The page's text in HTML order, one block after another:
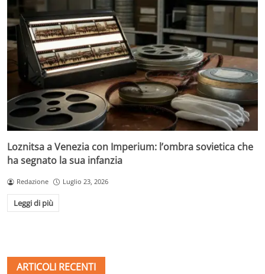
Loznitsa a Venezia con Imperium: l’ombra sovietica che
ha segnato la sua infanzia
Redazione Luglio 23, 2026
Leggi di più
ARTICOLI RECENTI